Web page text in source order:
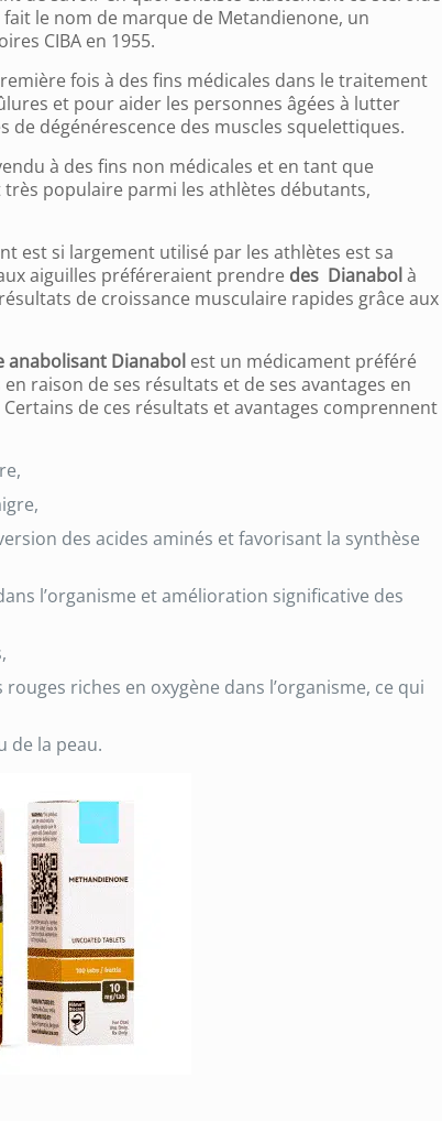
le nom de marque de Metandienone, un
CIBA en 1955.
fois à des fins médicales dans le traitement
et pour aider les personnes âgées à lutter
de dégénérescence des muscles squelettiques.
à des fins non médicales et en tant que
populaire parmi les athlètes débutants,
est si largement utilisé par les athlètes est sa
aiguilles préféreraient prendre des Dianabol à
de croissance musculaire rapides grâce aux
anabolisant Dianabol est un médicament préféré
raison de ses résultats et de ses avantages en
de ces résultats et avantages comprennent
des acides aminés et favorisant la synthèse
l’organisme et amélioration significative des
riches en oxygène dans l’organisme, ce qui
de la peau.